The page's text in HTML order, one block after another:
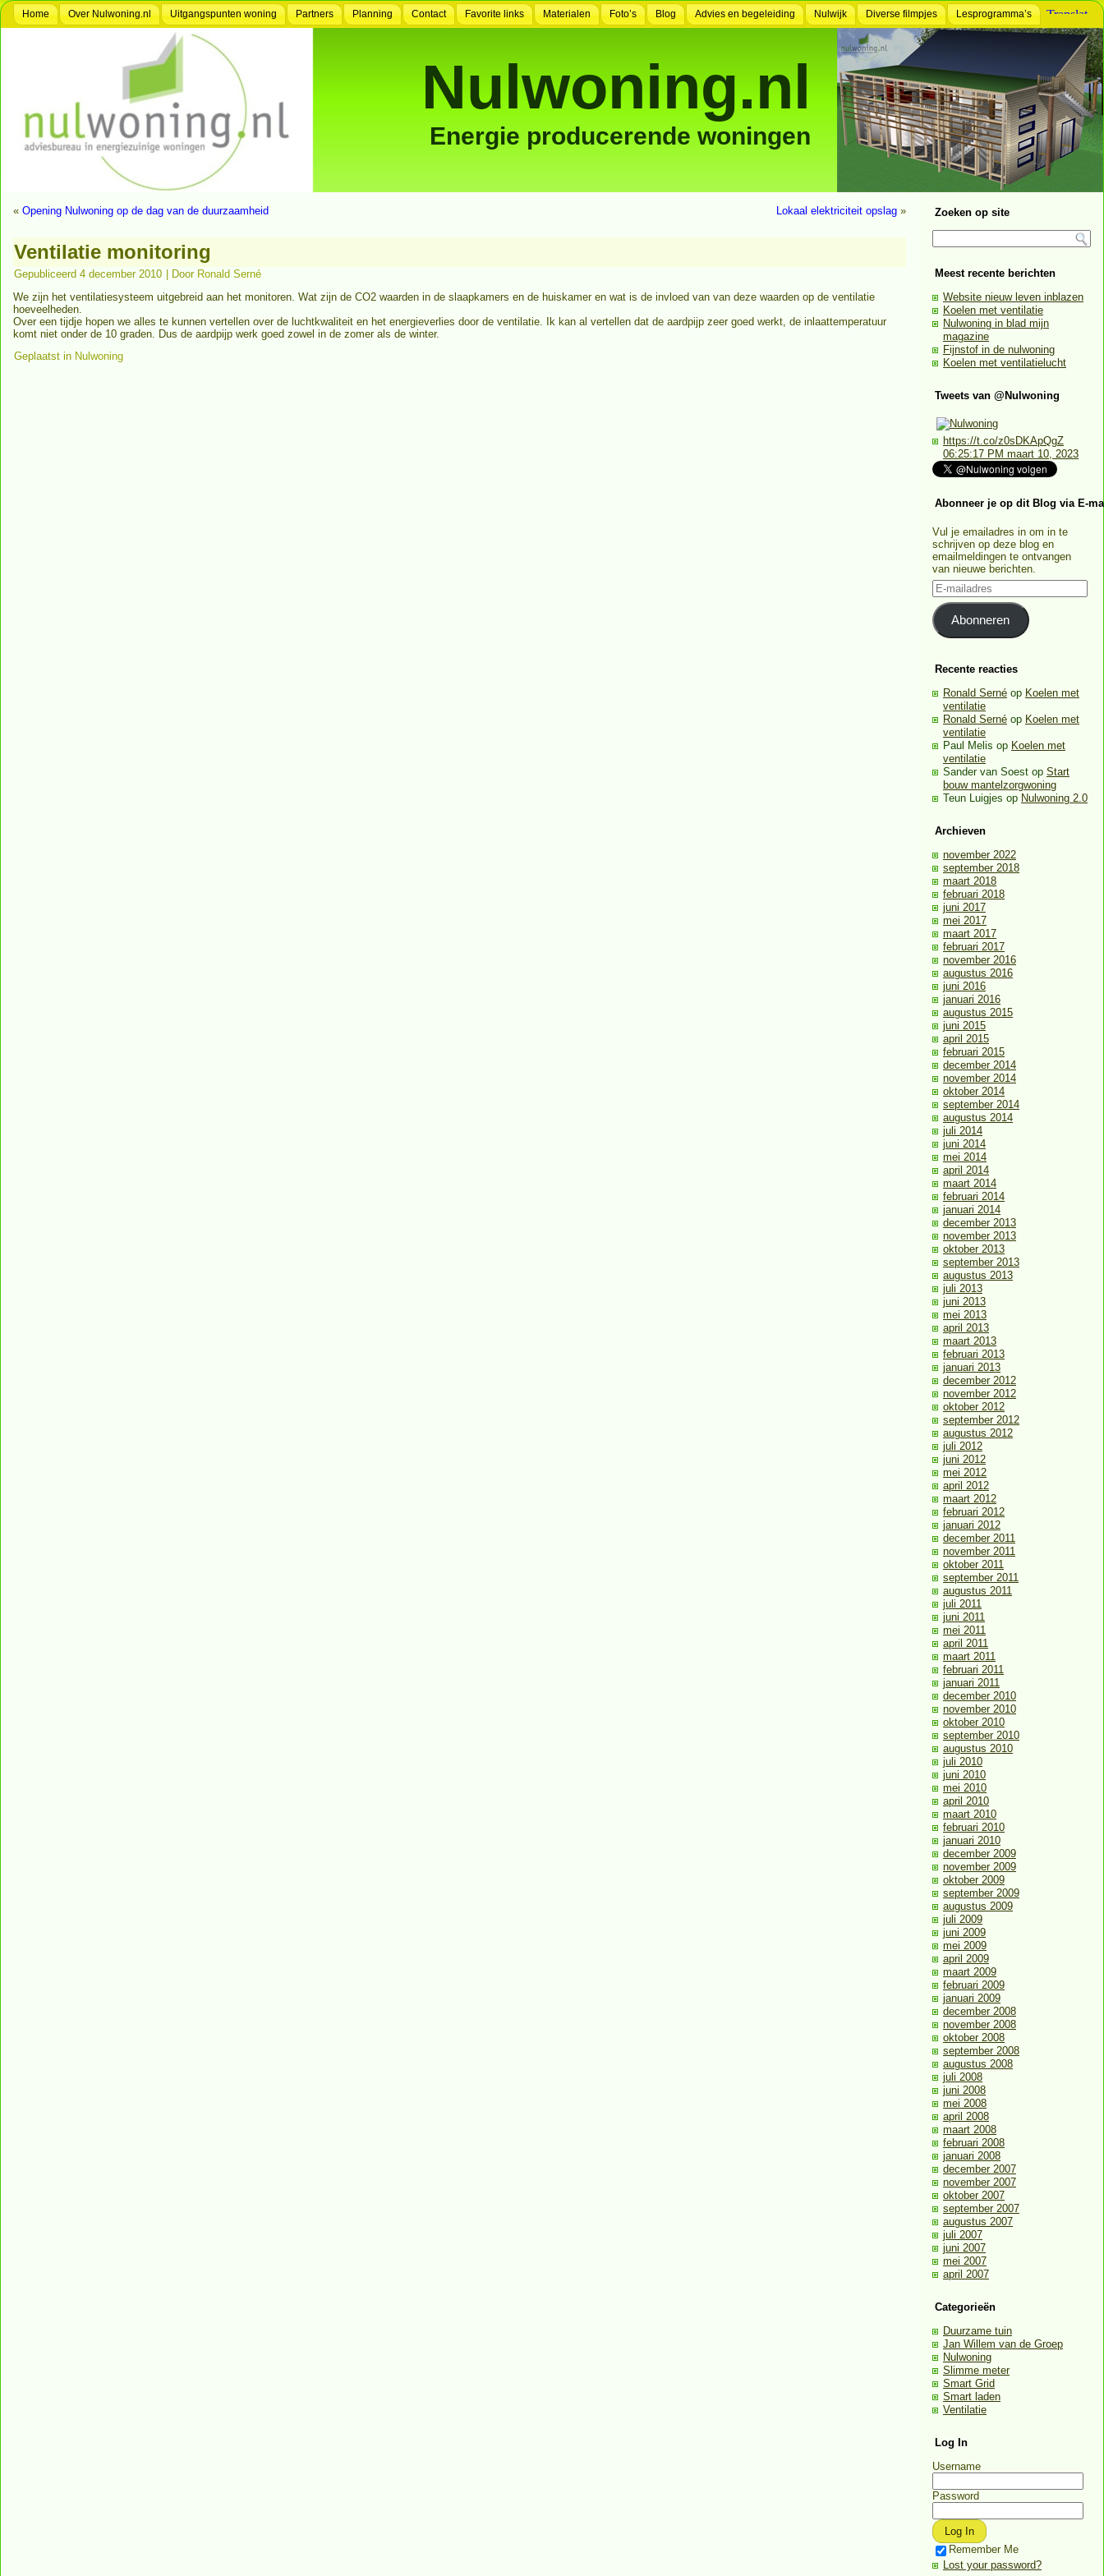
Home Over Nulwoning.nl Uitgangspunten woning Partners Planning Contact Favorite links Materialen Foto’s Blog Advies en begeleiding Nulwijk Diverse filmpjes Lesprogramma’s
Nulwoning.nl
Energie producerende woningen
« Opening Nulwoning op de dag van de duurzaamheid Lokaal elektriciteit opslag »
Ventilatie monitoring
Gepubliceerd 4 december 2010 Door Ronald Serné
We zijn het ventilatiesysteem uitgebreid aan het monitoren. Wat zijn de CO2 waarden in de slaapkamers en de huiskamer en wat is de invloed van van deze waarden op de ventilatie
hoeveelheden.
Over een tijdje hopen we alles te kunnen vertellen over de luchtkwaliteit en het energieverlies door de ventilatie. Ik kan al vertellen dat de aardpijp zeer goed werkt, de inlaattemperatuur
komt niet onder de 10 graden. Dus de aardpijp werk goed zowel in de zomer als de winter.
Geplaatst in Nulwoning
Zoeken op site
Meest recente berichten
Website nieuw leven inblazen
Koelen met ventilatie
Nulwoning in blad mijn
magazine
Fijnstof in de nulwoning
Koelen met ventilatielucht
Tweets van @Nulwoning
https://t.co/z0sDKApQgZ
06:25:17 PM maart 10, 2023
Abonneer je op dit Blog via E-
Vul je emailadres in om in te
schrijven op deze blog en
emailmeldingen te ontvangen
van nieuwe berichten.
E-
mailadres
Abonneren
Recente reacties
Ronald Serné op Koelen met
ventilatie
Ronald Serné op Koelen met
ventilatie
Paul Melis op Koelen met
ventilatie
Sander van Soest op Start
bouw mantelzorgwoning
Teun Luigjes op Nulwoning 2.0
Archieven
november 2022
september 2018
maart 2018
februari 2018
juni 2017
mei 2017
maart 2017
februari 2017
november 2016
augustus 2016
juni 2016
januari 2016
augustus 2015
juni 2015
april 2015
februari 2015
december 2014
november 2014
oktober 2014
september 2014
augustus 2014
juli 2014
juni 2014
mei 2014
april 2014
maart 2014
februari 2014
januari 2014
december 2013
november 2013
oktober 2013
september 2013
augustus 2013
juli 2013
juni 2013
mei 2013
april 2013
maart 2013
februari 2013
januari 2013
december 2012
november 2012
oktober 2012
september 2012
augustus 2012
juli 2012
juni 2012
mei 2012
april 2012
maart 2012
februari 2012
januari 2012
december 2011
november 2011
oktober 2011
september 2011
augustus 2011
juli 2011
juni 2011
mei 2011
april 2011
maart 2011
februari 2011
januari 2011
december 2010
november 2010
oktober 2010
september 2010
augustus 2010
juli 2010
juni 2010
mei 2010
april 2010
maart 2010
februari 2010
januari 2010
december 2009
november 2009
oktober 2009
september 2009
augustus 2009
juli 2009
juni 2009
mei 2009
april 2009
maart 2009
februari 2009
januari 2009
december 2008
november 2008
oktober 2008
september 2008
augustus 2008
juli 2008
juni 2008
mei 2008
april 2008
maart 2008
februari 2008
januari 2008
december 2007
november 2007
oktober 2007
september 2007
augustus 2007
juli 2007
juni 2007
mei 2007
april 2007
Categorieën
Duurzame tuin
Jan Willem van de Groep
Nulwoning
Slimme meter
Smart Grid
Smart laden
Ventilatie
Log In
Username
Password
Remember Me
Lost your password?